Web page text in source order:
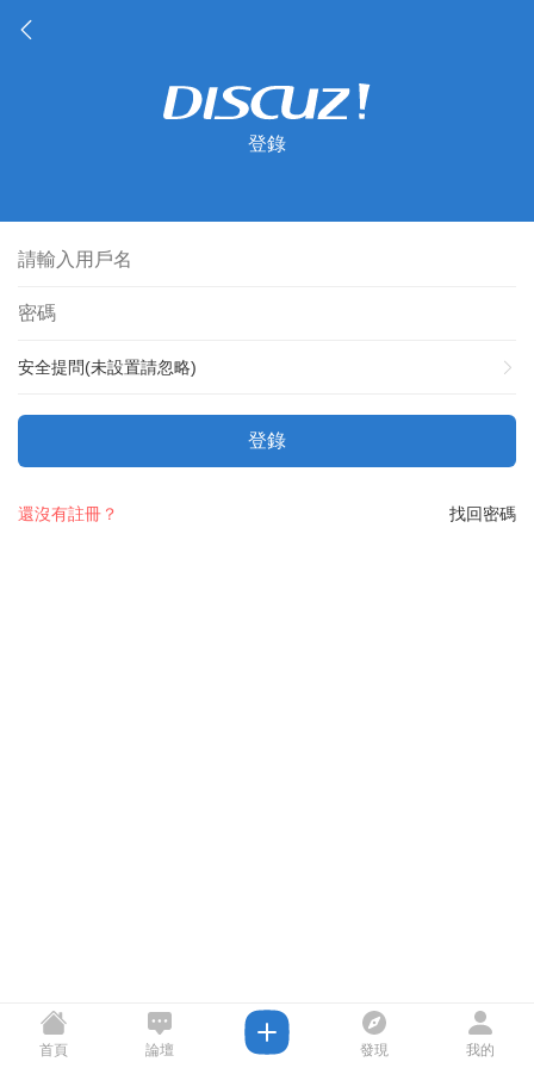
登錄
安全提問(未設置請忽略)
登錄
找回密碼
還沒有註冊？
首頁 論壇 發現 我的